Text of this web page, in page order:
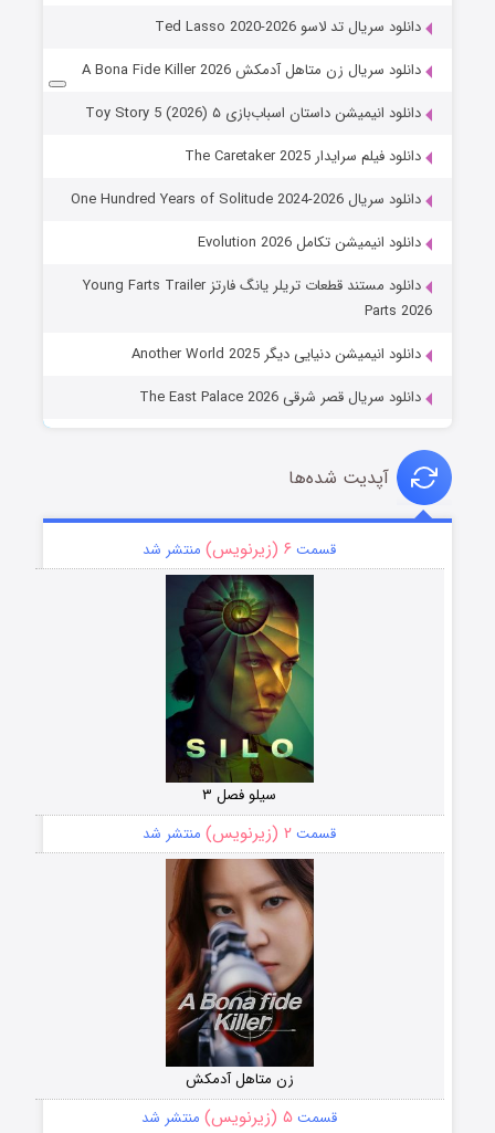
دانلود سریال تد لاسو Ted Lasso 2020-2026
دانلود سریال زن متاهل آدمکش A Bona Fide Killer 2026
دانلود انیمیشن داستان اسباب‌بازی ۵ Toy Story 5 (2026)
دانلود فیلم سرایدار The Caretaker 2025
دانلود سریال One Hundred Years of Solitude 2024-2026
دانلود انیمیشن تکامل Evolution 2026
دانلود مستند قطعات تریلر یانگ فارتز Young Farts Trailer
Parts 2026
دانلود انیمیشن دنیایی دیگر Another World 2025
دانلود سریال قصر شرقی The East Palace 2026
آپدیت شده‌ها
قسمت ۶ (زیرنویس) منتشر شد
سیلو فصل ۳
قسمت ۲ (زیرنویس) منتشر شد
زن متاهل آدمکش
قسمت ۵ (زیرنویس) منتشر شد